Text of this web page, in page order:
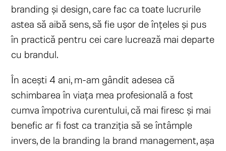
branding și design, care fac ca toate lucrurile
astea să aibă sens, să fie ușor de înțeles și pus
în practică pentru cei care lucrează mai departe
cu brandul.
În acești 4 ani, m-am gândit adesea că
schimbarea în viața mea profesională a fost
cumva împotriva curentului, că mai firesc și mai
benefic ar fi fost ca tranziția să se întâmple
invers, de la branding la brand management, așa